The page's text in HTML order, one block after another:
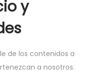
y
de los contenidos a
a nosotros.